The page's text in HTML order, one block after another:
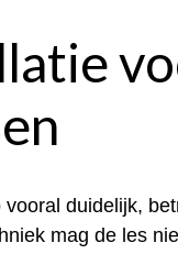
duidelijk,
mag de les